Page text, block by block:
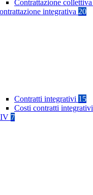
Contrattazione collettiva
integrativa 20
Contratti integrativi 15
Costi contratti integrativi
7